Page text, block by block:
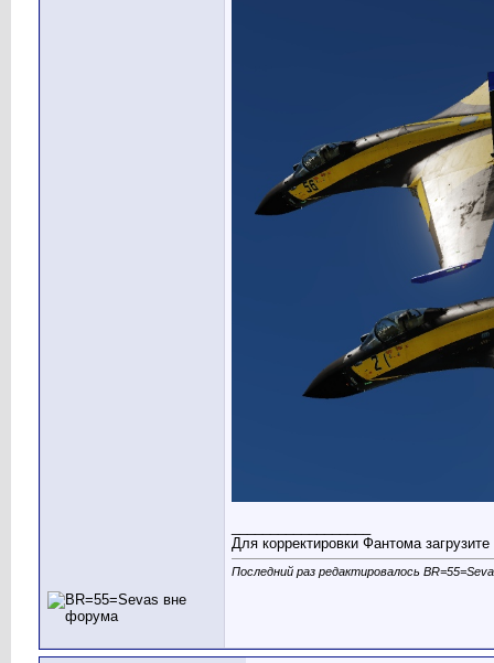
Для корректировки Фантома
Последний раз редактировалось